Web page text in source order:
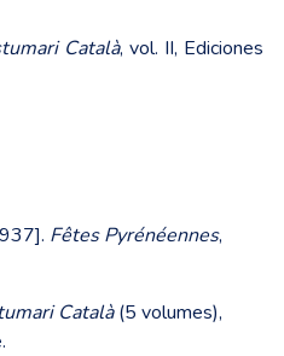
Català, vol. II, Ediciones
Fêtes Pyrénéennes,
Català(5 volumes),